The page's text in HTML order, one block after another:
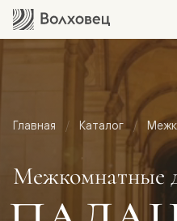
Главная Каталог
Межкомнатные